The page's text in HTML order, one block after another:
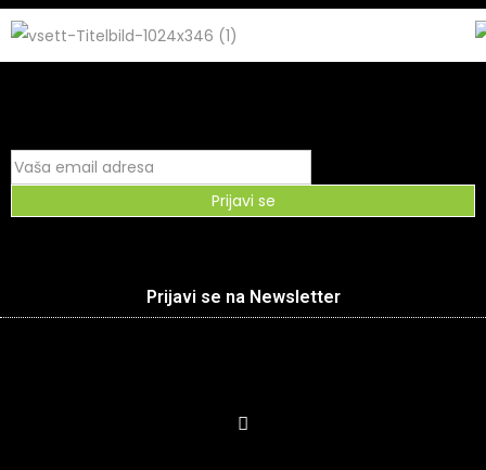
Prijavi se
Prijavi se na Newsletter